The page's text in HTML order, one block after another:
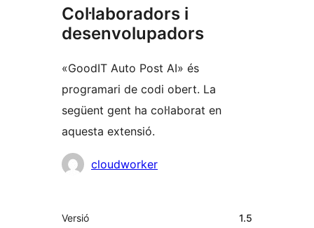
Col·laboradors i
desenvolupadors
«GoodIT Auto Post AI» és
programari de codi obert. La
següent gent ha col·laborat en
aquesta extensió.
Col·laboradors
cloudworker
Meta
Versió 1.5